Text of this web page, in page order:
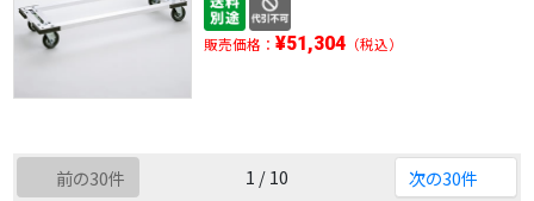
販売価格： ¥51,304（税込）
前の30件 1 / 10 次の30件